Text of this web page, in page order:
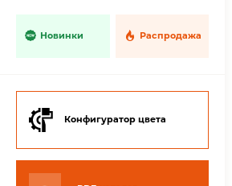
Новинки Распродажа
Конфигуратор цвета